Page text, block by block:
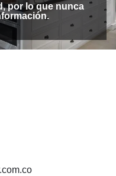
por lo que nunca